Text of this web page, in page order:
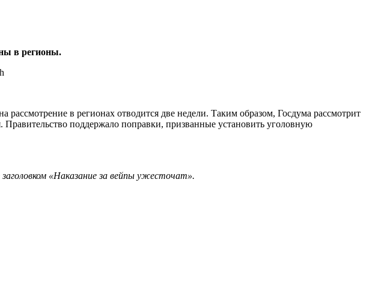
в регионы.
в регионах отводится две недели. Таким образом, Госдума рассмотрит
поддержало поправки, призванные установить уголовную
«Наказание за вейпы ужесточат».